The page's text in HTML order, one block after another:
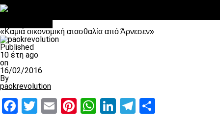
«Καμιά οικονομική ατασθαλία από Άρνεσεν»
Published
10 έτη ago
on
16/02/2016
By
paokrevolution
Facebook
Twitter
EmailPinterest
WhatsApp
LinkedIn
Telegram